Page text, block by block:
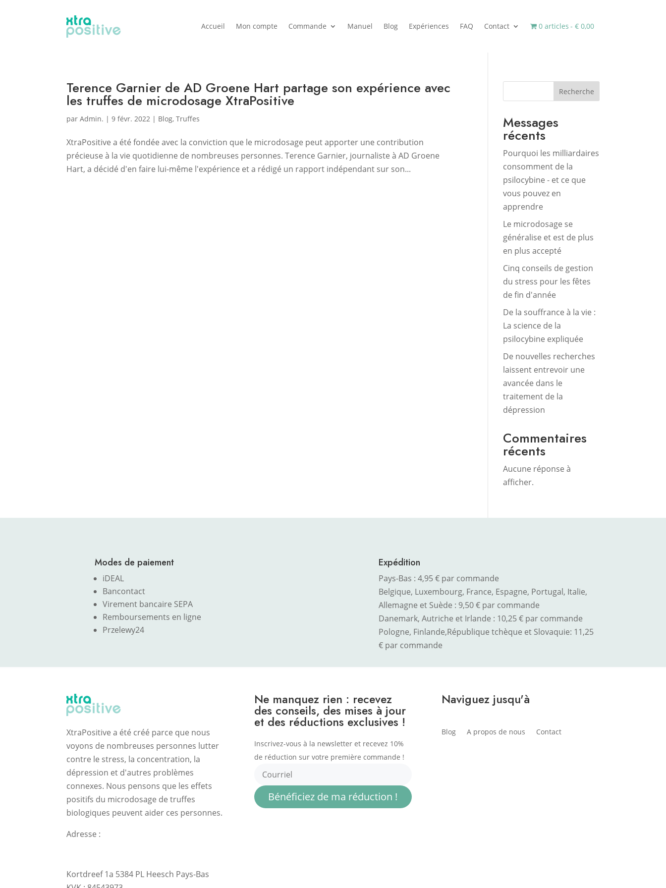
Accueil Mon compte Commande Manuel Blog Expériences FAQ Contact 0 articles € 0,00
Terence Garnier de AD Groene Hart partage son expérience avec
les truffes de microdosage XtraPositive
parAdmin. |9 févr. 2022 | Blog,Truffes
XtraPositive a été fondée avec la conviction que le microdosage peut apporter une contribution
précieuse à la vie quotidienne de nombreuses personnes. Terence Garnier, journaliste à AD Groene
Hart, a décidé d'en faire lui-même l'expérience et a rédigé un rapport indépendant sur son...
Recherche
Messages
récents
Pourquoi les milliardaires
consomment de la
psilocybine - et ce que
vous pouvez en
apprendre
Le microdosage se
généralise et est de plus
en plus accepté
Cinq conseils de gestion
du stress pour les fêtes
de fin d'année
De la souffrance à la vie :
La science de la
psilocybine expliquée
De nouvelles recherches
laissent entrevoir une
avancée dans le
traitement de la
dépression
Commentaires
récents
Aucune réponse à
afficher.
Modes de paiement
iDEAL
Bancontact
Virement bancaire SEPA
Remboursements en ligne
Przelewy24
Expédition
Pays-Bas : 4,95 € par commande
Belgique, Luxembourg, France, Espagne, Portugal, Italie,
Allemagne et Suède : 9,50 € par commande
Danemark, Autriche et Irlande : 10,25 € par commande
Pologne, Finlande,République tchèque et Slovaquie: 11,25
€ par commande
XtraPositive a été créé parce que nous
voyons de nombreuses personnes lutter
contre le stress, la concentration, la
dépression et d'autres problèmes
connexes. Nous pensons que les effets
positifs du microdosage de truffes
biologiques peuvent aider ces personnes.
Adresse :
Kortdreef 1a 5384 PL Heesch Pays-Bas
Ne manquez rien : recevez
des conseils, des mises à jour
et des réductions exclusives !
Inscrivez-vous à la newsletter et recevez 10%
de réduction sur votre première commande !
Bénéficiez de ma réduction !
Naviguez jusqu'à
Blog A propos de nous Contact